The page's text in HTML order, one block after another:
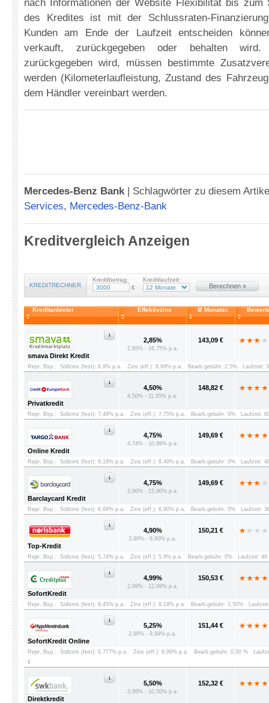
nach Informationen der Website Flexibilität bis zum
des Kredites ist mit der Schlussraten-
Kunden am Ende der Laufzeit entscheiden
verkauft, zurückgegeben oder behalten
zurückgegeben wird, müssen bestimmte
werden (Kilometerlaufleistung, Zustand des
dem Händler vereinbart werden.
Mercedes-Benz Bank| Schlagwörter zu diesem
Services, Mercedes-Benz-Bank
Kreditvergleich Anzeigen
KREDITRECHNER
Kreditbetrag:
€
Kreditlaufzeit:
Berechnen »
Kreditanbieter Effektivzins Ø Monatsr.
smava Direkt Kredit
2,85%
2,85% - 16,75% p.a.
143,09 €
Repr. Bsp.: Sollzins (fest): 6,9% p.a. Zins (eff.): 8,99% p.a. Bearb.gebühr: 2,5% Laufzeit:
Privatkredit
4,50%
4,50% - 11,95% p.a.
148,82 €
Repr. Bsp.: Sollzins (fest): 7,49% p.a. Zins (eff.): 7,75% p.a. Bearb.gebühr: 0% Laufzeit:
Online Kredit
4,75%
4,74% - 10,99% p.a.
149,69 €
Repr. Bsp.: Sollzins (fest): 8,18% p.a. Zins (eff.): 8,49% p.a. Bearb.gebühr: 0% Laufzeit:
Barclaycard Kredit
4,75%
2,90% - 15,90% p.a.
149,69 €
Repr. Bsp.: Sollzins (fest): 6,69% p.a. Zins (eff.): 6,90% p.a. Bearb.gebühr: 0% Laufzeit:
Top-Kredit
4,90%
3,90% - 9,90% p.a.
150,21 €
Repr. Bsp.: Sollzins (fest): 5,74% p.a. Zins (eff.): 5,9% p.a. Bearb.gebühr: 0% Laufzeit: 48
SofortKredit
4,99%
2,99% - 12,99% p.a.
150,53 €
Repr. Bsp.: Sollzins (fest): 6,45% p.a. Zins (eff.): 8,19% p.a. Bearb.gebühr: 3,50%
SofortKredit Online
5,25%
2,99% - 9,99% p.a.
151,44 €
Repr. Bsp.: Sollzins (fest): 6,777% p.a. Zins (eff.): 6,99% p.a. Bearb.gebühr: 0,00 %
€
Direktkredit
5,50%
3,99% - 10,50% p.a.
152,32 €